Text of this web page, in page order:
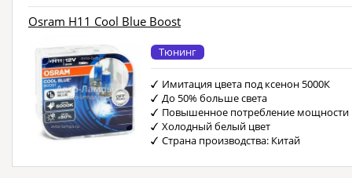
Osram H11 Cool Blue Boost
Тюнинг
Имитация цвета под ксенон 5000К
До 50% больше света
Повышенное потребление мощности
Холодный белый цвет
Страна производства: Китай